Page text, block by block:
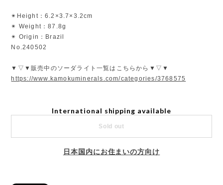
✴︎Height：6.2×3.7×3.2cm
✴︎ Weight：87.8g
✴︎ Origin：Brazil
No.240502
▼▽▼販売中のソーダライト一覧はこちらから▼▽▼
https://www.kamokuminerals.com/categories/3768575
International shipping available
Sold out
日本国内にお住まいの方向け